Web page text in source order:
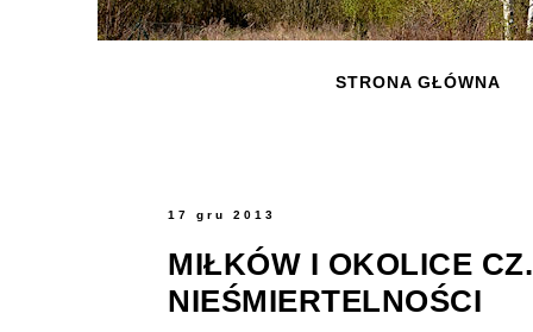
STRONA GŁÓWNA
17 gru 2013
MIŁKÓW I OKOLICE
NIEŚMIERTELNOŚCI